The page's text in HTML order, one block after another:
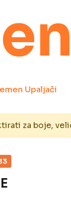
Upaljači
za boje,